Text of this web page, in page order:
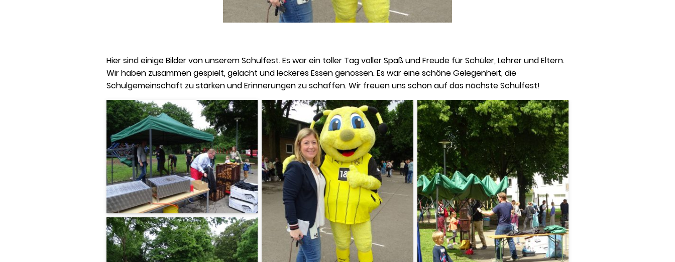
Hier sind einige Bilder von unserem Schulfest. Es war ein toller Tag voller Spaß und Freude für Schüler, Lehrer und Eltern.
Wir haben zusammen gespielt, gelacht und leckeres Essen genossen. Es war eine schöne Gelegenheit, die
Schulgemeinschaft zu stärken und Erinnerungen zu schaffen. Wir freuen uns schon auf das nächste Schulfest!